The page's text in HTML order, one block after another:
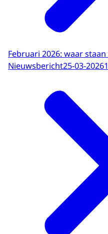
Februari 2026: waar
Nieuwsbericht25-03-2026